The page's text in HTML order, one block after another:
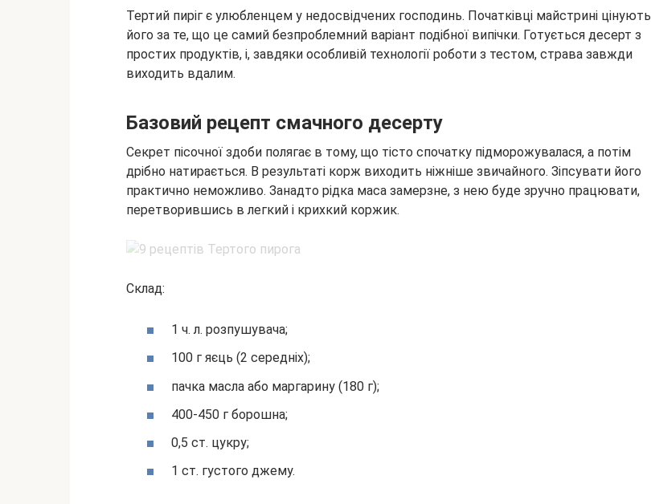
Тертий пиріг є улюбленцем у недосвідчених господинь. Початківці майстрині цінують
його за те, що це самий безпроблемний варіант подібної випічки. Готується десерт з
простих продуктів, і, завдяки особливій технології роботи з тестом, страва завжди
виходить вдалим.
Базовий рецепт смачного десерту
Секрет пісочної здоби полягає в тому, що тісто спочатку підморожувалася, а потім
дрібно натирається. В результаті корж виходить ніжніше звичайного. Зіпсувати його
практично неможливо. Занадто рідка маса замерзне, з нею буде зручно працювати,
перетворившись в легкий і крихкий коржик.
Склад:
1 ч. л. розпушувача;
100 г яєць (2 середніх);
пачка масла або маргарину (180 г);
400-450 г борошна;
0,5 ст. цукру;
1 ст. густого джему.